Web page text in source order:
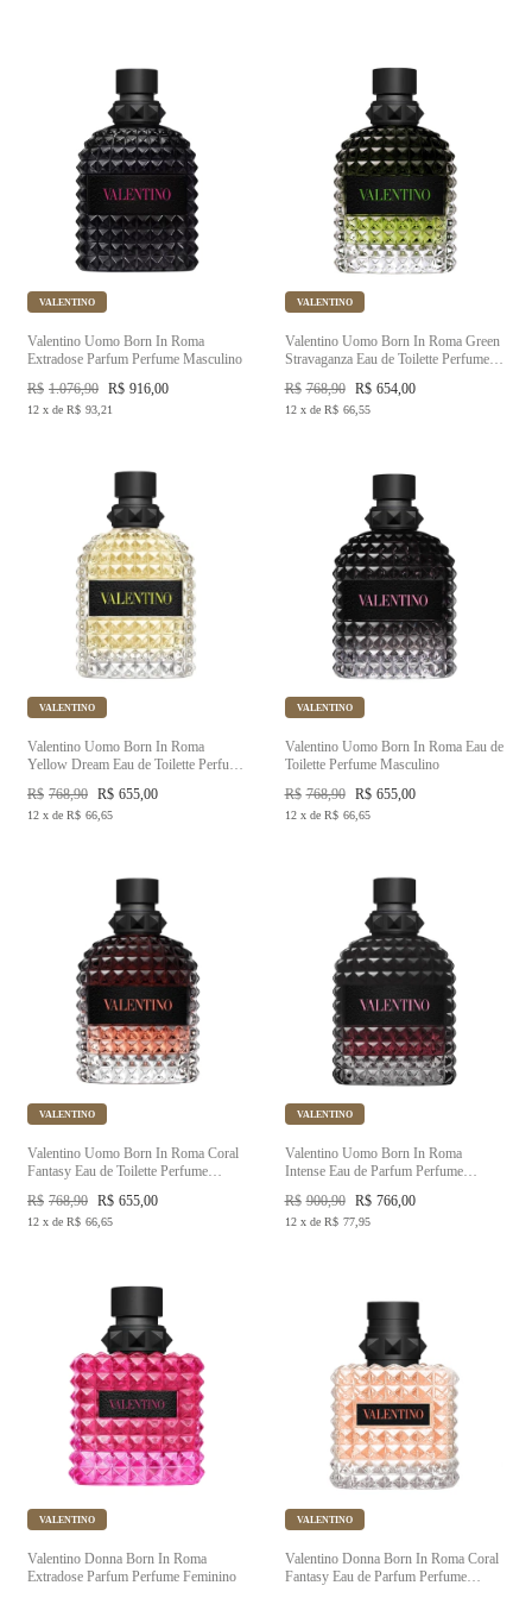
VALENTINO
Valentino Uomo Born In Roma
Extradose Parfum Perfume Masculino
R$ 916,00
R$ 1.076,90
12 x de R$ 93,21
VALENTINO
Valentino Uomo Born In Roma Green
Stravaganza Eau de Toilette Perfume
R$ 654,00
R$ 768,90
12 x de R$ 66,55
VALENTINO
Valentino Uomo Born In Roma
Yellow Dream Eau de Toilette Perfume
R$ 655,00
R$ 768,90
12 x de R$ 66,65
VALENTINO
Valentino Uomo Born In Roma Eau de
Toilette Perfume Masculino
R$ 655,00
R$ 768,90
12 x de R$ 66,65
VALENTINO
Valentino Uomo Born In Roma Coral
Fantasy Eau de Toilette Perfume
R$ 655,00
R$ 768,90
12 x de R$ 66,65
VALENTINO
Valentino Uomo Born In Roma
Intense Eau de Parfum Perfume
R$ 766,00
R$ 900,90
12 x de R$ 77,95
VALENTINO
Valentino Donna Born In Roma
Extradose Parfum Perfume Feminino
VALENTINO
Valentino Donna Born In Roma Coral
Fantasy Eau de Parfum Perfume